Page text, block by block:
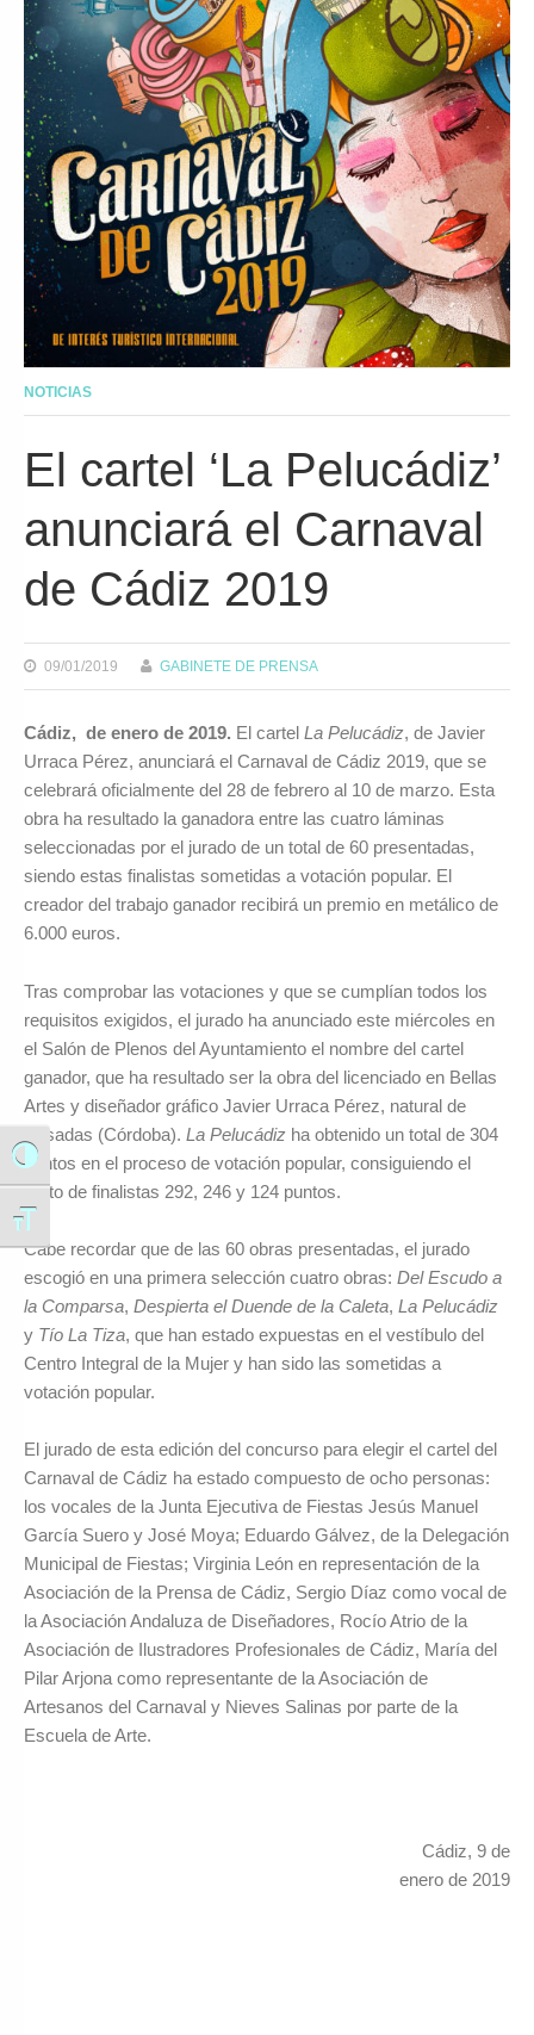
Alternar alto contraste
Alternar tamaño de letra
NOTICIAS
El cartel ‘La Pelucádiz’
anunciará el Carnaval
de Cádiz 2019
09/01/2019 GABINETE DE PRENSA
Cádiz, de enero de 2019. El cartel La Pelucádiz, de Javier
Urraca Pérez, anunciará el Carnaval de Cádiz 2019, que se
celebrará oficialmente del 28 de febrero al 10 de marzo. Esta
obra ha resultado la ganadora entre las cuatro láminas
seleccionadas por el jurado de un total de 60 presentadas,
siendo estas finalistas sometidas a votación popular. El
creador del trabajo ganador recibirá un premio en metálico de
6.000 euros.
Tras comprobar las votaciones y que se cumplían todos los
requisitos exigidos, el jurado ha anunciado este miércoles en
el Salón de Plenos del Ayuntamiento el nombre del cartel
ganador, que ha resultado ser la obra del licenciado en Bellas
Artes y diseñador gráfico Javier Urraca Pérez, natural de
Posadas (Córdoba). La Pelucádiz ha obtenido un total de 304
puntos en el proceso de votación popular, consiguiendo el
resto de finalistas 292, 246 y 124 puntos.
Cabe recordar que de las 60 obras presentadas, el jurado
escogió en una primera selección cuatro obras: Del Escudo a
la Comparsa, Despierta el Duende de la Caleta, La Pelucádiz
y Tío La Tiza, que han estado expuestas en el vestíbulo del
Centro Integral de la Mujer y han sido las sometidas a
votación popular.
El jurado de esta edición del concurso para elegir el cartel del
Carnaval de Cádiz ha estado compuesto de ocho personas:
los vocales de la Junta Ejecutiva de Fiestas Jesús Manuel
García Suero y José Moya; Eduardo Gálvez, de la Delegación
Municipal de Fiestas; Virginia León en representación de la
Asociación de la Prensa de Cádiz, Sergio Díaz como vocal de
la Asociación Andaluza de Diseñadores, Rocío Atrio de la
Asociación de Ilustradores Profesionales de Cádiz, María del
Pilar Arjona como representante de la Asociación de
Artesanos del Carnaval y Nieves Salinas por parte de la
Escuela de Arte.
Cádiz, 9 de
enero de 2019